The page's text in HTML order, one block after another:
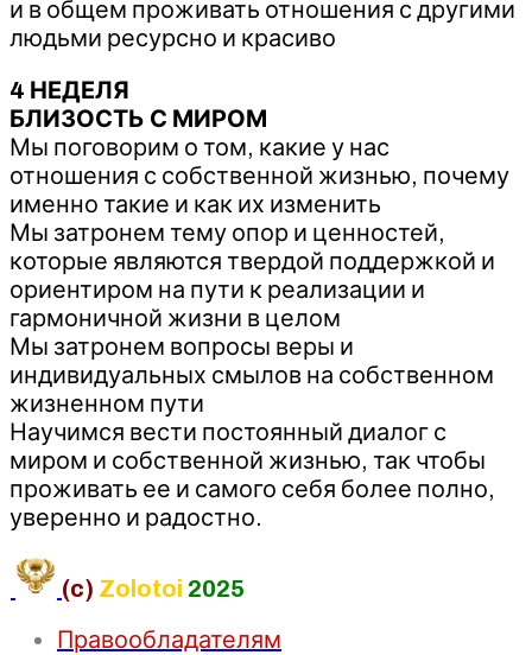
и в общем проживать отношения с другими
людьми ресурсно и красиво
4 НЕДЕЛЯ
БЛИЗОСТЬ С МИРОМ
Мы поговорим о том, какие у нас
отношения с собственной жизнью, почему
именно такие и как их изменить
Мы затронем тему опор и ценностей,
которые являются твердой поддержкой и
ориентиром на пути к реализации и
гармоничной жизни в целом
Мы затронем вопросы веры и
индивидуальных смылов на собственном
жизненном пути
Научимся вести постоянный диалог с
миром и собственной жизнью, так чтобы
проживать ее и самого себя более полно,
уверенно и радостно.
(c) Zolotoi 2025
Правообладателям